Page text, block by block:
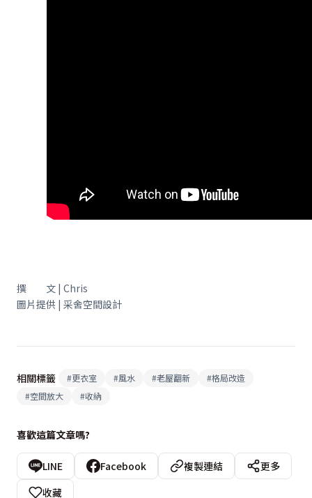
撰 文 | Chris
圖片提供 | 采舍空間設計
相關標籤 #更衣室 #風水 #老屋翻新 #格局改造
#空間放大 #收納
喜歡這篇文章嗎?
LINE Facebook 複製連結
更多
收藏